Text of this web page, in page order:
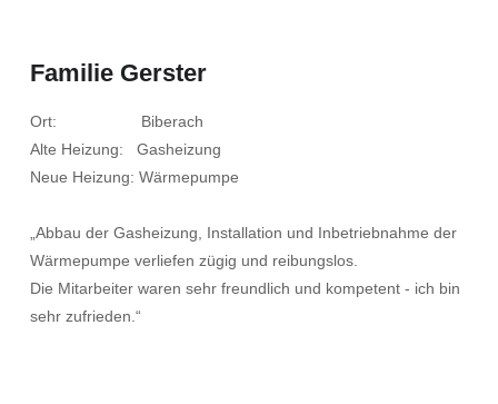
Familie Gerster
Ort: Biberach
Alte Heizung: Gasheizung
Neue Heizung: Wärmepumpe
„Abbau der Gasheizung, Installation und Inbetriebnahme der
Wärmepumpe verliefen zügig und reibungslos.
Die Mitarbeiter waren sehr freundlich und kompetent - ich bin
sehr zufrieden.“